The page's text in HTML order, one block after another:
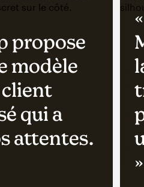
propose
modèle
client
qui a
attentes.
»